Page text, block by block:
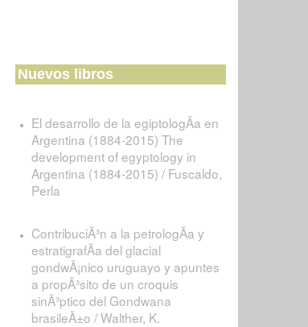
Nuevos libros
El desarrollo de la egiptologÃ­a en
Argentina (1884-2015) The
development of egyptology in
Argentina (1884-2015) / Fuscaldo,
Perla
ContribuciÃ³n a la petrologÃ­a y
estratigrafÃ­a del glacial
gondwÃ¡nico uruguayo y apuntes
a propÃ³sito de un croquis
sinÃ³ptico del Gondwana
brasileÃ±o / Walther, K.